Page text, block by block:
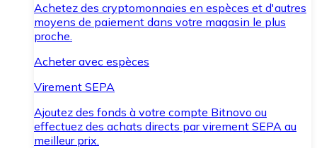
Achetez des cryptomonnaies en espèces et d'autres
moyens de paiement dans votre magasin le plus
proche.
Acheter avec espèces
Virement SEPA
Ajoutez des fonds à votre compte Bitnovo ou
effectuez des achats directs par virement SEPA au
meilleur prix.